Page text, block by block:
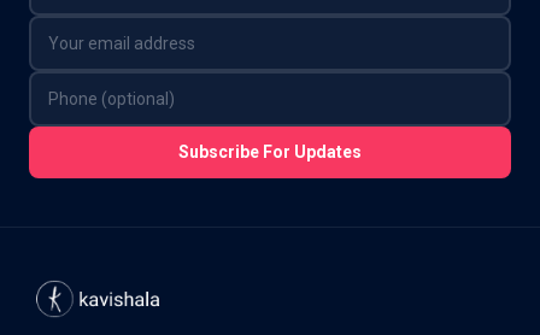
Subscribe For Updates